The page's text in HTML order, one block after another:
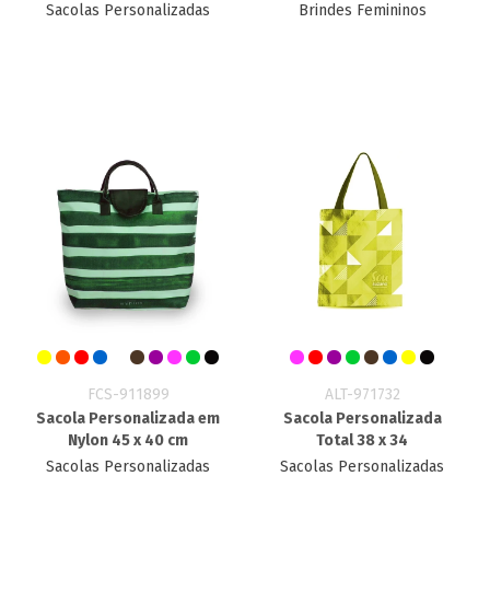
Sacolas Personalizadas
Brindes Femininos
FCS-911899
Sacola Personalizada em
Nylon 45 x 40 cm
Sacolas Personalizadas
ALT-971732
Sacola Personalizada
Total 38 x 34
Sacolas Personalizadas